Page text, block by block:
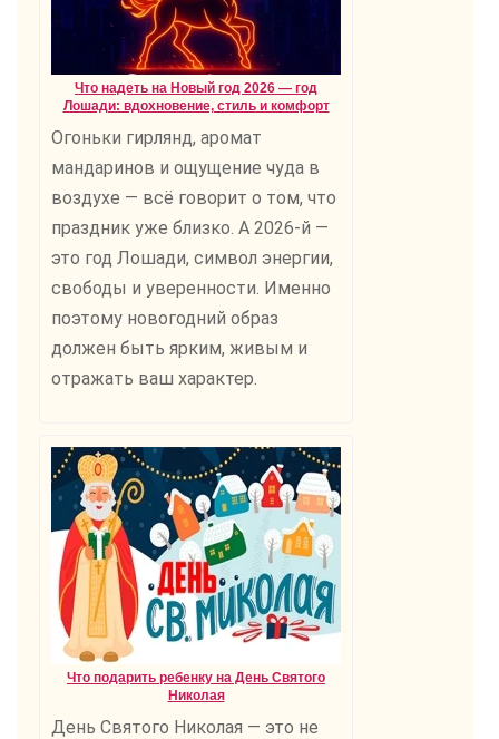
Что надеть на Новый год 2026 — год
Лошади: вдохновение, стиль и комфорт
Огоньки гирлянд, аромат
мандаринов и ощущение чуда в
воздухе — всё говорит о том, что
праздник уже близко. А 2026-й —
это год Лошади, символ энергии,
свободы и уверенности. Именно
поэтому новогодний образ
должен быть ярким, живым и
отражать ваш характер.
Что подарить ребенку на День Святого
Николая
День Святого Николая — это не